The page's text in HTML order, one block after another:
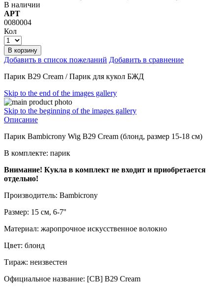
В наличии
АРТ
0080004
Кол
В корзину
Добавить в список пожеланий Добавить в сравнение
Парик B29 Cream / Парик для кукол БЖД
Skip to the end of the images gallery
Skip to the beginning of the images gallery
Описание
Парик Bambicrony Wig B29 Cream (блонд, размер 15-18 см)
В комплекте: парик
Внимание! Кукла в комплект не входит и приобретается
отдельно!
Производитель: Bambicrony
Размер: 15 см, 6-7''
Материал: жаропрочное искусственное волокно
Цвет: блонд
Тираж: неизвестен
Официальное название: [CB] B29 Cream